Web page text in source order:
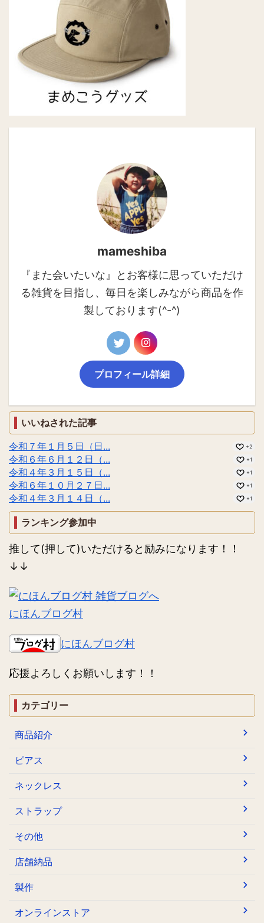
mameshiba
『また会いたいな』とお客様に思っていただけ
る雑貨を目指し、毎日を楽しみながら商品を作
製しております(^-^)
プロフィール詳細
いいねされた記事
令和７年１月５日（日...
+2
令和６年６月１２日（... +1
令和４年３月１５日（... +1
令和６年１０月２７日... +1
令和４年３月１４日（... +1
ランキング参加中
推して(押して)いただけると励みになります！！
↓↓
にほんブログ村
にほんブログ村
応援よろしくお願いします！！
カテゴリー
商品紹介
ピアス
ネックレス
ストラップ
その他
店舗納品
製作
オンラインストア